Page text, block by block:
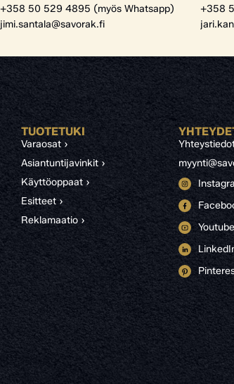
+358 50 529 4895 (myös Whatsapp)
jimi.santala@savorak.fi
+358
TUOTETUKI
Varaosat ›
Asiantuntijavinkit ›
Käyttöoppaat ›
Esitteet ›
Reklamaatio ›